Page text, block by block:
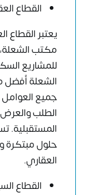
القطاع
يعتبر القطاع
مكتب
للمشاريع
الشعلة
جميع
الطلب
المستقبلية.
حلول مبتكرة
العقاري.
القطاع